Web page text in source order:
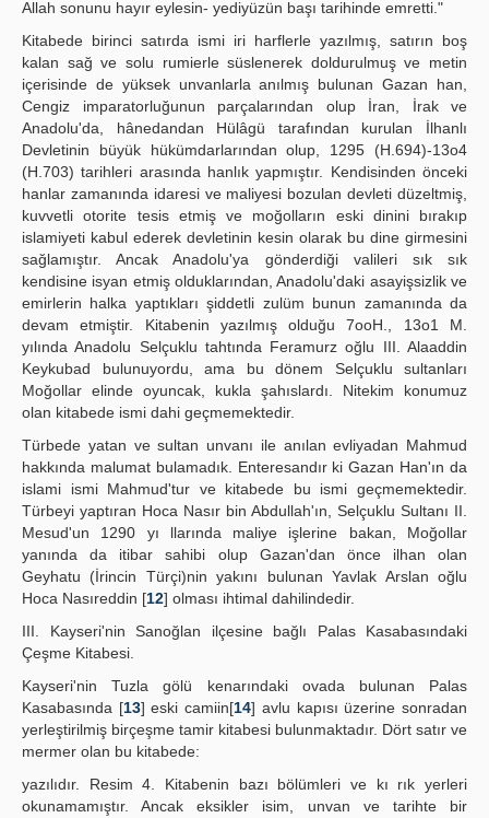
Allah sonunu hayır eylesin- yediyüzün başı tarihinde emretti."
Kitabede birinci satırda ismi iri harflerle yazılmış, satırın boş
kalan sağ ve solu rumierle süslenerek doldurulmuş ve metin
içerisinde de yüksek unvanlarla anılmış bulunan Gazan han,
Cengiz imparatorluğunun parçalarından olup İran, İrak ve
Anadolu'da, hânedandan Hülâgü tarafından kurulan İlhanlı
Devletinin büyük hükümdarlarından olup, 1295 (H.694)-13o4
(H.703) tarihleri arasında hanlık yapmıştır. Kendisinden önceki
hanlar zamanında idaresi ve maliyesi bozulan devleti düzeltmiş,
kuvvetli otorite tesis etmiş ve moğolların eski dinini bırakıp
islamiyeti kabul ederek devletinin kesin olarak bu dine girmesini
sağlamıştır. Ancak Anadolu'ya gönderdiği valileri sık sık
kendisine isyan etmiş olduklarından, Anadolu'daki asayişsizlik ve
emirlerin halka yaptıkları şiddetli zulüm bunun zamanında da
devam etmiştir. Kitabenin yazılmış olduğu 7ooH., 13o1 M.
yılında Anadolu Selçuklu tahtında Feramurz oğlu III. Alaaddin
Keykubad bulunuyordu, ama bu dönem Selçuklu sultanları
Moğollar elinde oyuncak, kukla şahıslardı. Nitekim konumuz
olan kitabede ismi dahi geçmemektedir.
Türbede yatan ve sultan unvanı ile anılan evliyadan Mahmud
hakkında malumat bulamadık. Enteresandır ki Gazan Han'ın da
islami ismi Mahmud'tur ve kitabede bu ismi geçmemektedir.
Türbeyi yaptıran Hoca Nasır bin Abdullah'ın, Selçuklu Sultanı II.
Mesud'un 1290 yı llarında maliye işlerine bakan, Moğollar
yanında da itibar sahibi olup Gazan'dan önce ilhan olan
Geyhatu (İrincin Türçi)nin yakını bulunan Yavlak Arslan oğlu
Hoca Nasıreddin [12] olması ihtimal dahilindedir.
III. Kayseri'nin Sanoğlan ilçesine bağlı Palas Kasabasındaki
Çeşme Kitabesi.
Kayseri'nin Tuzla gölü kenarındaki ovada bulunan Palas
Kasabasında [13] eski camiin[14] avlu kapısı üzerine sonradan
yerleştirilmiş birçeşme tamir kitabesi bulunmaktadır. Dört satır ve
mermer olan bu kitabede:
yazılıdır. Resim 4. Kitabenin bazı bölümleri ve kı rık yerleri
okunamamıştır. Ancak eksikler isim, unvan ve tarihte bir